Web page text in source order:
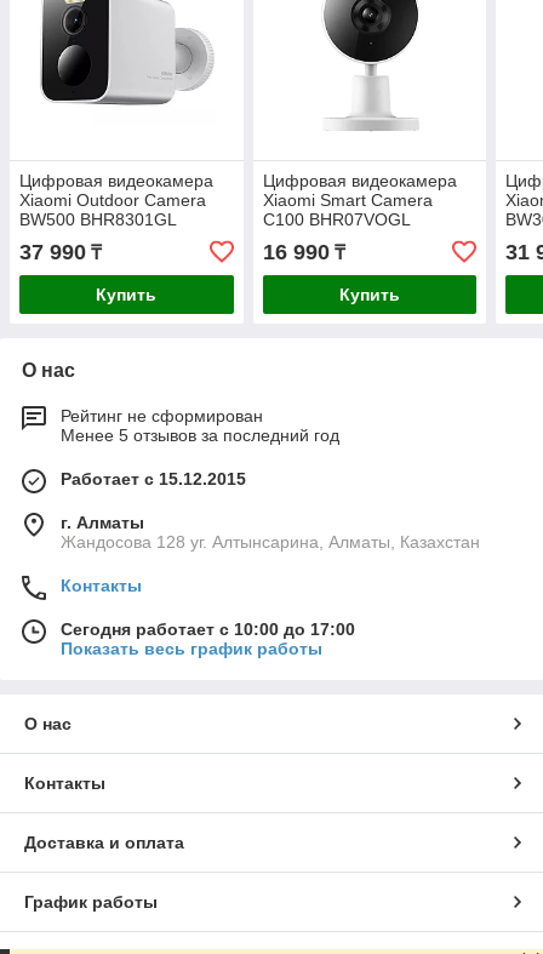
Цифровая видеокамера
Xiaomi Outdoor Camera
BW500 BHR8301GL
37 990 ₸
Купить
Цифровая видеокамера
Xiaomi Smart Camera
C100 BHR07VOGL
16 990₸
Купить
31
О нас
Рейтинг не сформирован
Менее 5 отзывов за последний год
Работает с 15.12.2015
г. Алматы
Жандосова 128 уг. Алтынсарина, Алматы, Казахстан
Контакты
Сегодня работает с 10:00 до 17:00
Показать весь график работы
О нас
Контакты
Доставка и оплата
График работы